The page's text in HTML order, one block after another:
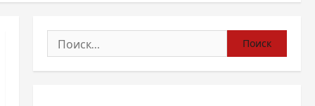
Найти: